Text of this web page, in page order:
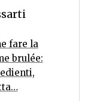
fare la
brulée: